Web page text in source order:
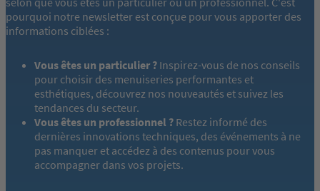
pourquoi notre newsletter est conçue pour vous apporter des
informations ciblées :
Vous êtes un particulier ? Inspirez-vous de nos conseils
pour choisir des menuiseries performantes et
esthétiques, découvrez nos nouveautés et suivez les
tendances du secteur.
Vous êtes un professionnel ? Restez informé des
dernières innovations techniques, des événements à ne
pas manquer et accédez à des contenus pour vous
accompagner dans vos projets.